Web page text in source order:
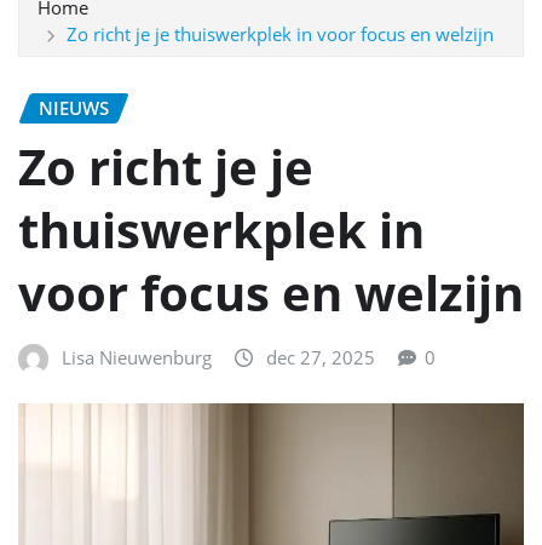
Home
Zo richt je je thuiswerkplek in voor focus en welzijn
NIEUWS
Zo richt je je
thuiswerkplek in
voor focus en welzijn
Lisa Nieuwenburg dec 27, 2025 0